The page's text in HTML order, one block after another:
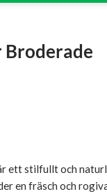
Broderade
ett stilfullt och
en fräsch och